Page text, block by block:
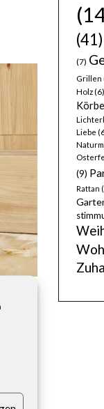
(41)
(7)
Grillen
Holz(6)
Körbe
Liebe
(9)
Rattan